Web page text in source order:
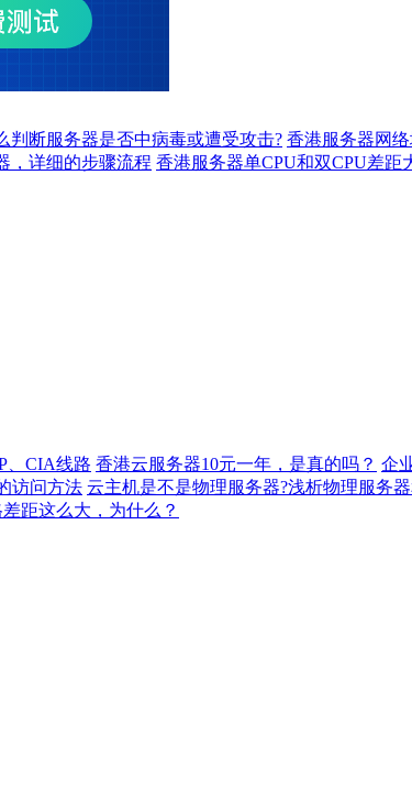
判断服务器是否中病毒或遭受攻击? 香港服务器网
，详细的步骤流程 香港服务器单CPU和双CPU差距
、CIA线路 香港云服务器10元一年，是真的吗？ 企
访问方法 云主机是不是物理服务器?浅析物理服务
距这么大，为什么？